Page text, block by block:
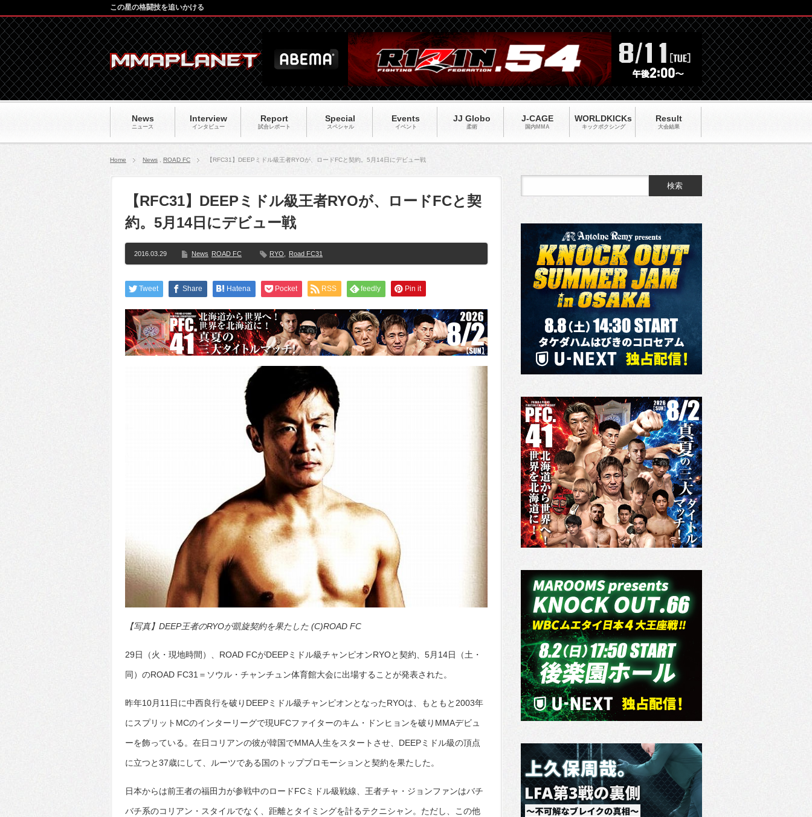
News
ニュース
Interview
インタビュー
Report
試合レポート
Special
スペシャル
Events
イベント
JJ Globo
柔術
J-CAGE
国内MMA
WORLDKICKs
キックポクシング
Result
大会結果
この星の格闘技を追いかける
Home News ROAD FC 【RFC31】DEEPミドル級王者RYOが、ロードFCと契約。5月14日にデビュー戦
【RFC31】DEEPミドル級王者RYOが、ロードFCと契
約。5月14日にデビュー戦
2016.03.29 News ROAD FC RYO Road FC31
Tweet Share Hatena Pocket RSS feedly Pin it
【写真】DEEP王者のRYOが凱旋契約を果たした (C)ROAD FC
29日（火・現地時間）、ROAD FCがDEEPミドル級チャンピオンRYOと契約、5月14日（土・
同）のROAD FC31＝ソウル・チャンチュン体育館大会に出場することが発表された。
昨年10月11日に中西良行を破りDEEPミドル級チャンピオンとなったRYOは、もともと2003年
にスプリットMCのインターリーグで現UFCファイターのキム・ドンヒョンを破りMMAデビュ
ーを飾っている。在日コリアンの彼が韓国でMMA人生をスタートさせ、DEEPミドル級の頂点
に立つと37歳にして、ルーツである国のトッププロモーションと契約を果たした。
日本からは前王者の福田力が参戦中のロードFCミドル級戦線、王者チャ・ジョンファンはバチ
バチ系のコリアン・スタイルでなく、距離とタイミングを計るテクニシャン。ただし、この他